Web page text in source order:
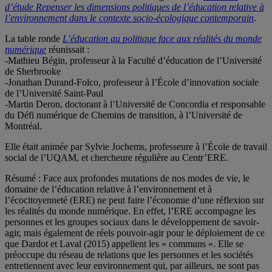
d’étude Repenser les dimensions politiques de l’éducation relative à
l’environnement dans le contexte socio-écologique contemporain.
La table ronde L’éducation au politique face aux réalités du monde
numérique réunissait :
-Mathieu Bégin, professeur à la Faculté d’éducation de l’Université
de Sherbrooke
-Jonathan Durand-Folco, professeur à l’École d’innovation sociale
de l’Université Saint-Paul
-Martin Deron, doctorant à l’Université de Concordia et responsable
du Défi numérique de Chemins de transition, à l’Université de
Montréal.
Elle était animée par Sylvie Jochems, professeure à l’École de travail
social de l’UQAM, et chercheure régulière au Centr’ERE.
Résumé : Face aux profondes mutations de nos modes de vie, le
domaine de l’éducation relative à l’environnement et à
l’écocitoyenneté (ERE) ne peut faire l’économie d’une réflexion sur
les réalités du monde numérique. En effet, l’ERE accompagne les
personnes et les groupes sociaux dans le développement de savoir-
agir, mais également de réels pouvoir-agir pour le déploiement de ce
que Dardot et Laval (2015) appellent les « communs ». Elle se
préoccupe du réseau de relations que les personnes et les sociétés
entretiennent avec leur environnement qui, par ailleurs, ne sont pas